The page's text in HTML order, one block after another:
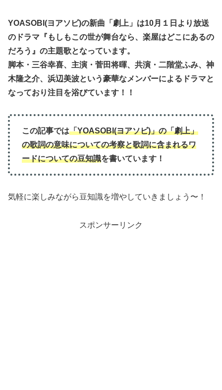
YOASOBI(ヨアソビ)の新曲「劇上」は10月１日より放送
の ドラマ『もしもこの世が舞台なら、楽屋はどこにあるの
だろう』の主題歌となっています。
脚本・三谷幸喜、主演・菅田将暉、共演・二階堂ふみ、神
木隆之介、浜辺美波という豪華なメンバーによるドラマと
なっており注目を浴びています！！
この記事では「YOASOBI(ヨアソビ)」の「劇上」
の歌詞の意味についての考察と歌詞に含まれるワ
ードについての豆知識を書いています！
気軽に楽しみながら豆知識を増やしていきましょう〜！
スポンサーリンク